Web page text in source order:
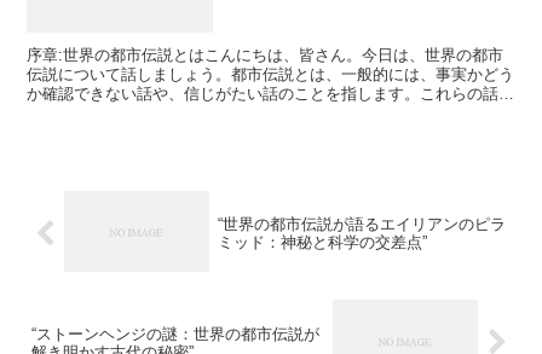
序章:世界の都市伝説とはこんにちは、皆さん。今日は、世界の都市
伝説について話しましょう。都市伝説とは、一般的には、事実かどう
か確認できない話や、信じがたい話のことを指します。これらの話
“世界の都市伝説が語るエイリアンのピラ
ミッド：神秘と科学の交差点”
“ストーンヘンジの謎：世界の都市伝説が